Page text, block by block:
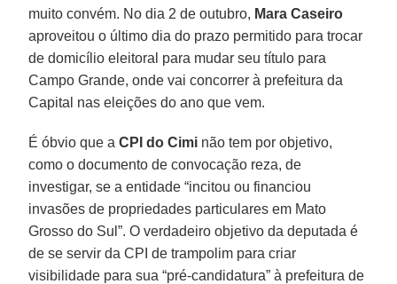
muito convém. No dia 2 de outubro, Mara Caseiro
aproveitou o último dia do prazo permitido para trocar
de domicílio eleitoral para mudar seu título para
Campo Grande, onde vai concorrer à prefeitura da
Capital nas eleições do ano que vem.
É óbvio que a CPI do Cimi não tem por objetivo,
como o documento de convocação reza, de
investigar, se a entidade “incitou ou financiou
invasões de propriedades particulares em Mato
Grosso do Sul”. O verdadeiro objetivo da deputada é
de se servir da CPI de trampolim para criar
visibilidade para sua “pré-candidatura” à prefeitura de